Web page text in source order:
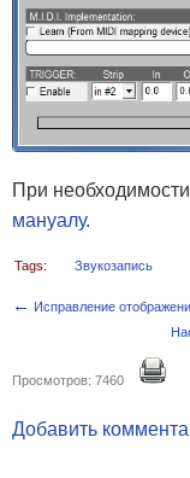
При
мануалу.
Tags: Звукозапись
← Исправление
Просмотров: 7460
Добавить